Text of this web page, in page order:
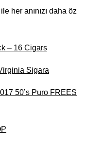
her anınızı daha öz
– 16 Cigars
Sigara
50’s Puro FREES